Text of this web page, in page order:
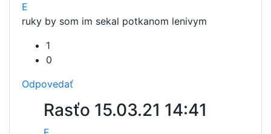
E
ruky by som im sekal potkanom lenivym
1
0
Odpovedať
Rasťo 15.03.21 14:41